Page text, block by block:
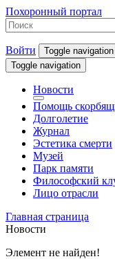
Похоронный портал
Войти
Toggle navigation
Toggle navigation
Новости
Помощь
Долголетие
Журнал
Эстетика смерти
Музей
Парк памяти
Философский
Лицо отрасли
Главная страница
Новости
Элемент не найден!